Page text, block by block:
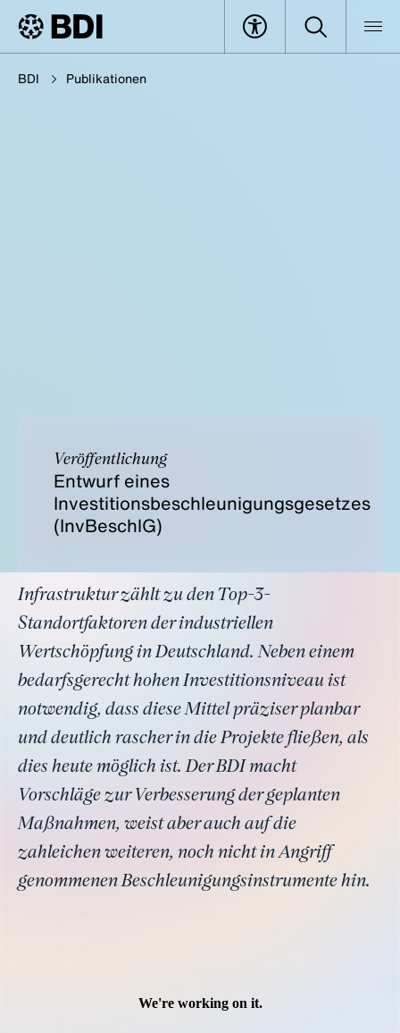
BDI Publikationen
Veröffentlichung
Entwurf eines
Investitionsbeschleunigungsgesetzes
(InvBeschlG)
Infrastruktur zählt zu den Top-3-
Standortfaktoren der industriellen
Wertschöpfung in Deutschland. Neben einem
bedarfsgerecht hohen Investitionsniveau ist
notwendig, dass diese Mittel präziser planbar
und deutlich rascher in die Projekte fließen, als
dies heute möglich ist. Der BDI macht
Vorschläge zur Verbesserung der geplanten
Maßnahmen, weist aber auch auf die
zahleichen weiteren, noch nicht in Angriff
genommenen Beschleunigungsinstrumente hin.